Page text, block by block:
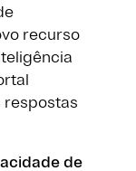
recurso
respostas
de